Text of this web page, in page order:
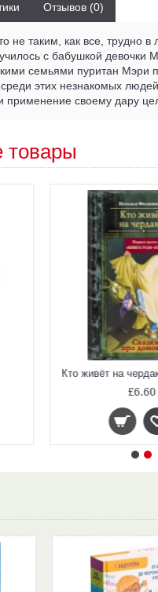
Отзывов (0)
не таким, как все, трудно
с бабушкой
семьями пуритан Мэри
этих незнакомых
применение своему дару
товары
£6.60